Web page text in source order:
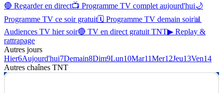
🔴 Regarder en direct📺 Programme TV complet aujourd'hui🌙
Programme TV ce soir gratuit🗓 Programme TV demain soir📊
Audiences TV hier soir🔴 TV en direct gratuit TNT▶ Replay &
rattrapage
Autres jours
Hier6Aujourd'hui7Demain8Dim9Lun10Mar11Mer12Jeu13Ven14
Autres chaînes TNT